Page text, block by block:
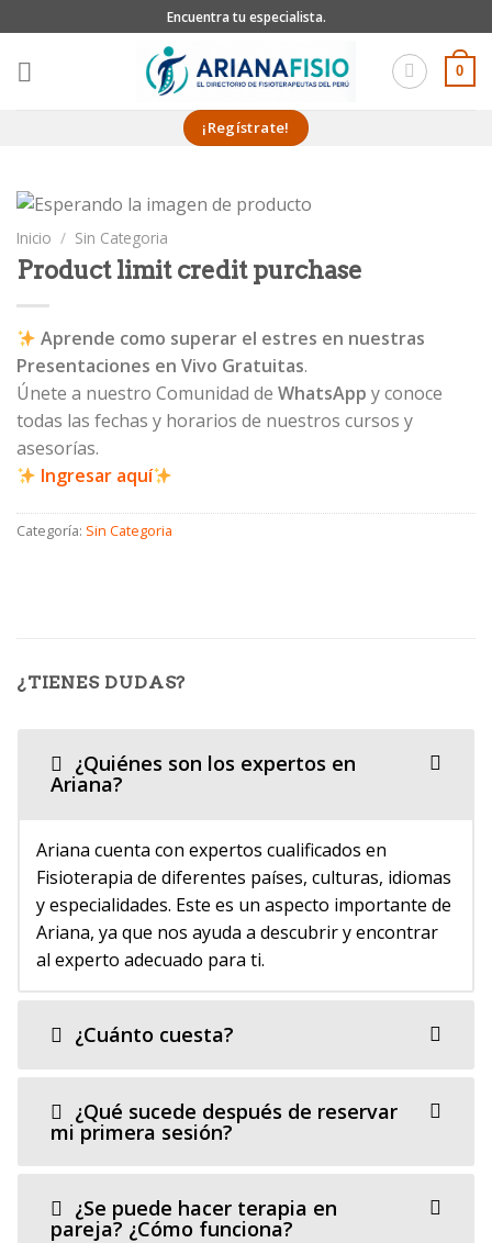
to
content
Encuentra tu especialista.
0
¡Regístrate!
Inicio / Sin Categoria
Product limit credit purchase
Aprende como superar el estres en nuestras
Presentaciones en Vivo Gratuitas.
Únete a nuestro Comunidad de WhatsApp y conoce
todas las fechas y horarios de nuestros cursos y
asesorías.
Ingresar aquí
Categoría: Sin Categoria
¿TIENES DUDAS?
¿Quiénes son los expertos en
Ariana?
Ariana cuenta con expertos cualificados en
Fisioterapia de diferentes países, culturas, idiomas
y especialidades. Este es un aspecto importante de
Ariana, ya que nos ayuda a descubrir y encontrar
al experto adecuado para ti.
¿Cuánto cuesta?
¿Qué sucede después de reservar
mi primera sesión?
¿Se puede hacer terapia en
pareja? ¿Cómo funciona?